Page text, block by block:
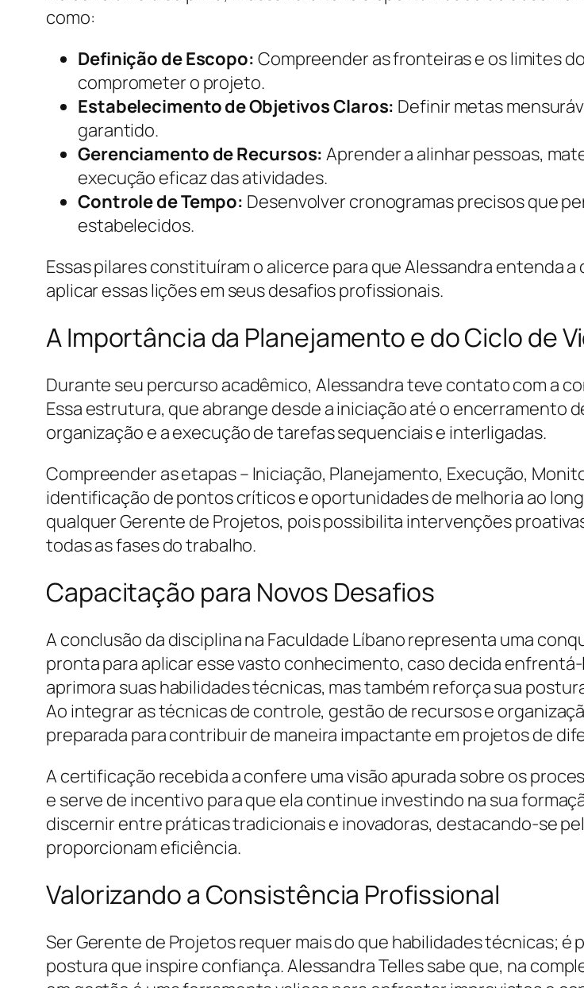
como:
Definição de Escopo: Compreender as fronteiras e os limites
comprometer o projeto.
Estabelecimento de Objetivos Claros: Definir metas
garantido.
Gerenciamento de Recursos: Aprender a alinhar pessoas,
execução eficaz das atividades.
Controle de Tempo: Desenvolver cronogramas precisos que
estabelecidos.
Essas pilares constituíram o alicerce para que Alessandra entenda
aplicar essas lições em seus desafios profissionais.
A Importância da Planejamento e do Ciclo de
Durante seu percurso acadêmico, Alessandra teve contato com a
Essa estrutura, que abrange desde a iniciação até o encerramento
organização e a execução de tarefas sequenciais e interligadas.
Compreender as etapas – Iniciação, Planejamento, Execução,
identificação de pontos críticos e oportunidades de melhoria ao
qualquer Gerente de Projetos, pois possibilita intervenções
todas as fases do trabalho.
Capacitação para Novos Desafios
A conclusão da disciplina na Faculdade Líbano representa uma
pronta para aplicar esse vasto conhecimento, caso decida
aprimora suas habilidades técnicas, mas também reforça sua
Ao integrar as técnicas de controle, gestão de recursos e
preparada para contribuir de maneira impactante em projetos de
A certificação recebida a confere uma visão apurada sobre os
e serve de incentivo para que ela continue investindo na sua
discernir entre práticas tradicionais e inovadoras, destacando-se
proporcionam eficiência.
Valorizando a Consistência Profissional
Ser Gerente de Projetos requer mais do que habilidades técnicas;
postura que inspire confiança. Alessandra Telles sabe que, na